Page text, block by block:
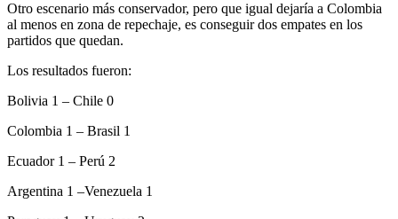
Otro escenario más conservador, pero que igual dejaría a Colombia
al menos en zona de repechaje, es conseguir dos empates en los
partidos que quedan.
Los resultados fueron:
Bolivia 1 – Chile 0
Colombia 1 – Brasil 1
Ecuador 1 – Perú 2
Argentina 1 –Venezuela 1